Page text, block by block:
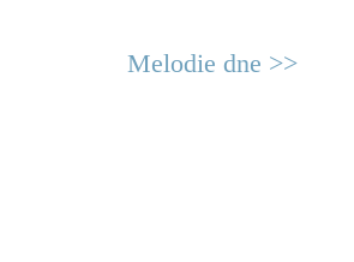
Melodie dne >>